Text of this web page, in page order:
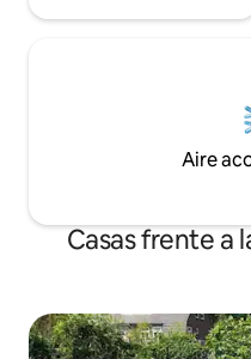
Aire
Casas frente a